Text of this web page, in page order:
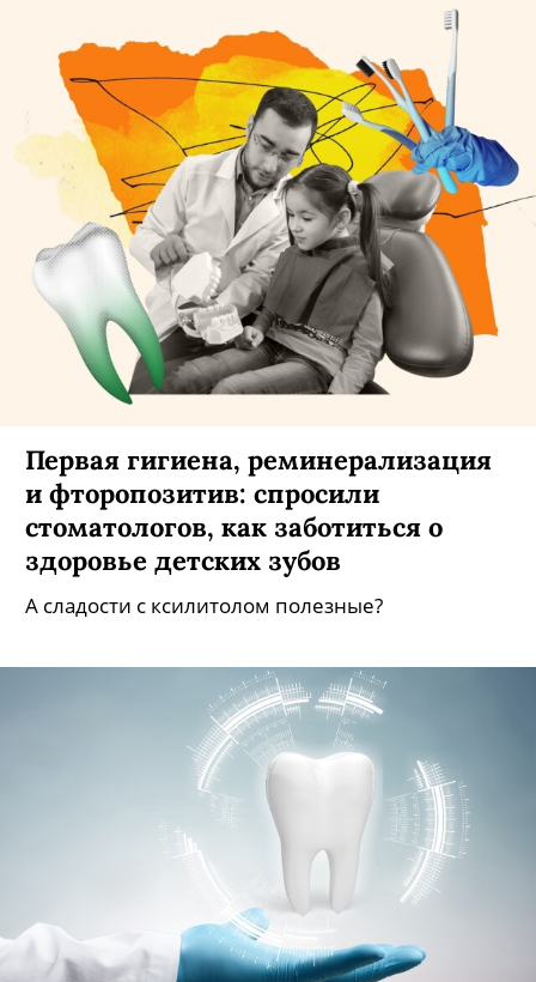
Первая гигиена, реминерализация
и фторопозитив: спросили
стоматологов, как заботиться о
здоровье детских зубов
А сладости с ксилитолом полезные?